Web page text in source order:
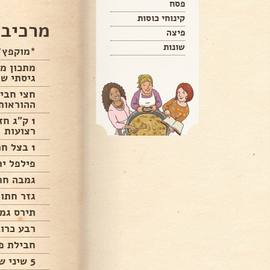
פסח
קינוחי כוסות
פיצה
שונות
מתכון
גיסתי
חצי
1 ק"ג
רצועות
1 בצל חתוך לשתיים פרוס דק
פילפל
גמבה
גזר
תירס
רבע
חבילת
5 שיני שום פרוס